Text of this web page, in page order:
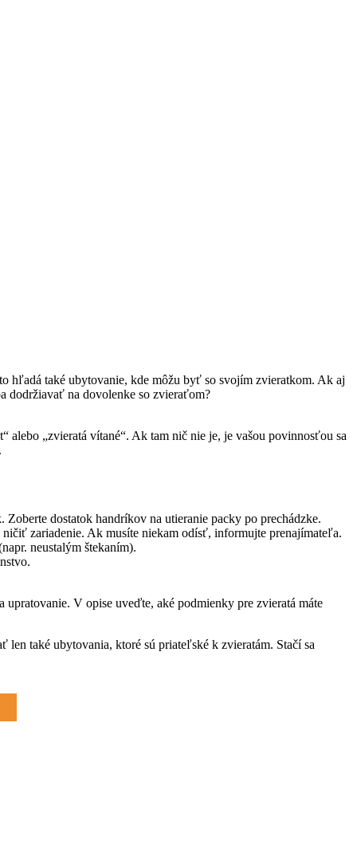
hľadá také ubytovanie, kde môžu byť so svojím zvieratkom. Ak aj
dodržiavať na dovolenke so zvieraťom?
alebo „zvieratá vítané“. Ak tam nič nie je, je vašou povinnosťou sa
dostatok handríkov na utieranie packy po prechádzke.
zariadenie. Ak musíte niekam odísť, informujte prenajímateľa.
neustalým štekaním).
V opise uveďte, aké podmienky pre zvieratá máte
také ubytovania, ktoré sú priateľské k zvieratám. Stačí sa